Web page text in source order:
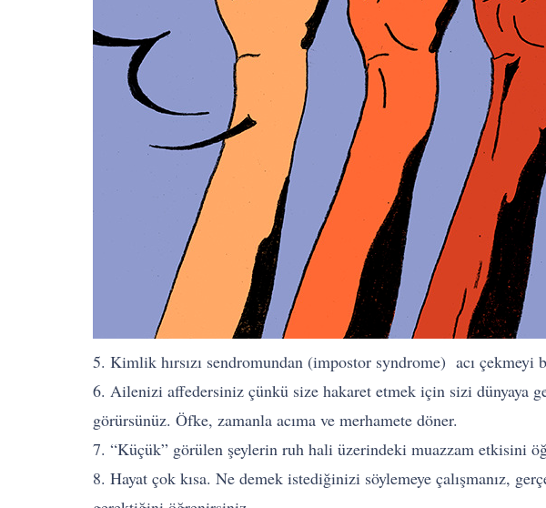
5. Kimlik hırsızı sendromundan (impostor syndrome) acı çekmeyi
6. Ailenizi affedersiniz çünkü size hakaret etmek için sizi dünyaya
görürsünüz. Öfke, zamanla acıma ve merhamete döner.
7. “Küçük” görülen şeylerin ruh hali üzerindeki muazzam etkisini
8. Hayat çok kısa. Ne demek istediğinizi söylemeye çalışmanız,